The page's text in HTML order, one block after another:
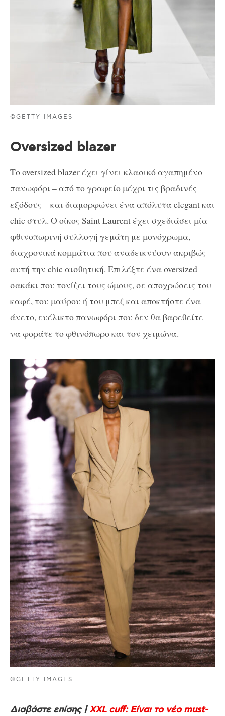
©GETTY IMAGES
Oversized blazer
Το oversized blazer έχει γίνει κλασικό αγαπημένο
πανωφόρι – από το γραφείο μέχρι τις βραδινές
εξόδους – και διαμορφώνει ένα απόλυτα elegant και
chic στυλ. Ο οίκος Saint Laurent έχει σχεδιάσει μία
φθινοπωρινή συλλογή γεμάτη με μονόχρωμα,
διαχρονικά κομμάτια που αναδεικνύουν ακριβώς
αυτή την chic αισθητική. Επιλέξτε ένα oversized
σακάκι που τονίζει τους ώμους, σε αποχρώσεις του
καφέ, του μαύρου ή του μπεζ και αποκτήστε ένα
άνετο, ευέλικτο πανωφόρι που δεν θα βαρεθείτε
να φοράτε το φθινόπωρο και τον χειμώνα.
©GETTY IMAGES
Διαβάστε επίσης |XXL cuff: Είναι το νέο must-